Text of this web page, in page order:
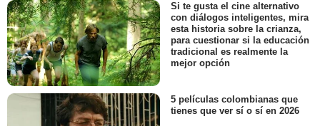
Si te gusta el cine alternativo
con diálogos inteligentes, mira
esta historia sobre la crianza,
para cuestionar si la educación
tradicional es realmente la
mejor opción
5 películas colombianas que
tienes que ver sí o sí en 2026